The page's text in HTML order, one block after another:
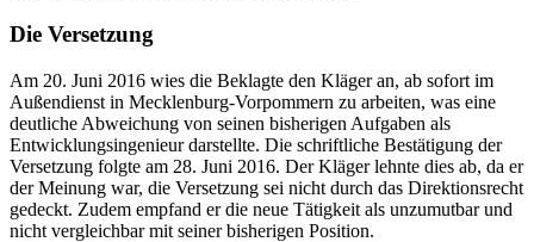
Die Versetzung
Am 20. Juni 2016 wies die Beklagte den Kläger an, ab sofort im
Außendienst in Mecklenburg-Vorpommern zu arbeiten, was eine
deutliche Abweichung von seinen bisherigen Aufgaben als
Entwicklungsingenieur darstellte. Die schriftliche Bestätigung der
Versetzung folgte am 28. Juni 2016. Der Kläger lehnte dies ab, da er
der Meinung war, die Versetzung sei nicht durch das Direktionsrecht
gedeckt. Zudem empfand er die neue Tätigkeit als unzumutbar und
nicht vergleichbar mit seiner bisherigen Position.